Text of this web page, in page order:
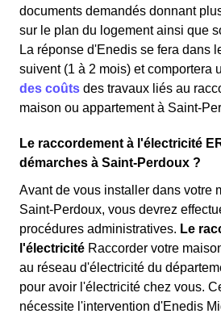
documents demandés donnant
sur le plan du logement ainsi que
La réponse d'Enedis se fera dans
suivent (1 à 2 mois) et comportera
des coûts des travaux liés au
maison ou appartement à Saint-
Le raccordement à l'électricité
démarches à Saint-Perdoux ?
Avant de vous installer dans votre
Saint-Perdoux, vous devrez
procédures administratives. Le
l'électricité Raccorder votre
au réseau d'électricité du
pour avoir l'électricité chez vous.
nécessite l'intervention d'Enedis